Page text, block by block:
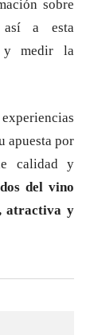
sobre
así a esta
y medir la
apuesta por
calidad y
del vino
atractiva y